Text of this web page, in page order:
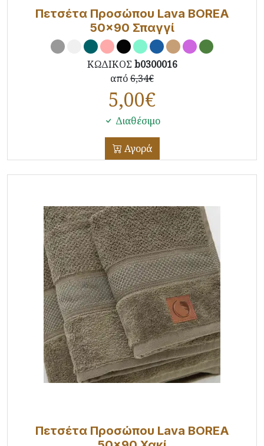
Πετσέτα Προσώπου Lava BOREA
50x90 Σπαγγί
ΚΩΔΙΚΟΣ b0300016
από6,34€
5,00€
Διαθέσιμο
Αγορά
Πετσέτα Προσώπου Lava BOREA